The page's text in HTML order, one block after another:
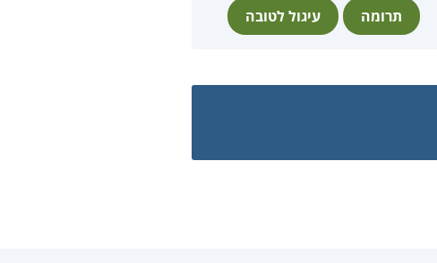
תרומה עיגול לטובה